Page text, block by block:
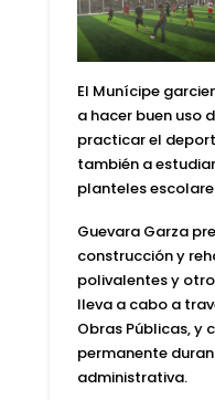
El Munícipe
a hacer buen uso
practicar el
también a
planteles
Guevara Garza
construcción y
polivalentes y
lleva a cabo a
Obras Públicas, y
permanente
administrativa.